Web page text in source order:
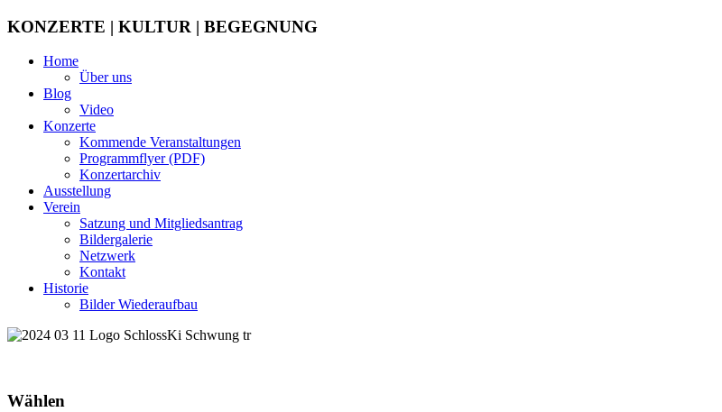
KONZERTE | KULTUR | BEGEGNUNG
Home
Über uns
Blog
Video
Konzerte
Kommende Veranstaltungen
Programmflyer (PDF)
Konzertarchiv
Ausstellung
Verein
Satzung und Mitgliedsantrag
Bildergalerie
Netzwerk
Kontakt
Historie
Bilder Wiederaufbau
Wählen